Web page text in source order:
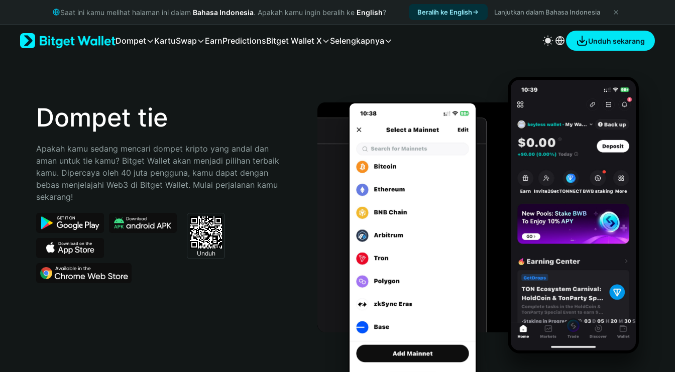
Русский
Bahasa Indonesia
Español (Argentina)
Saat ini kamu melihat halaman ini dalam Bahasa Indonesia. Apakah kamu ingin beralih ke English? Beralih ke English Lanjutkan dalam Bahasa Indonesia
Dompet KartuSwap EarnPredictionsBitget Wallet X Selengkapnya Unduh sekarang
Dompet tie
Apakah kamu sedang mencari dompet kripto yang andal dan
aman untuk tie kamu? Bitget Wallet akan menjadi pilihan terbaik
kamu. Dipercaya oleh 40 juta pengguna, kamu dapat dengan
bebas menjelajahi Web3 di Bitget Wallet. Mulai perjalanan kamu
sekarang!
Unduh